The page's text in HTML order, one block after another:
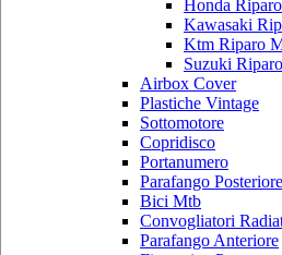
Honda
Kawasaki
Ktm Riparo
Suzuki
Airbox Cover
Plastiche Vintage
Sottomotore
Copridisco
Portanumero
Parafango Posteriore
Bici Mtb
Convogliatori
Parafango Anteriore